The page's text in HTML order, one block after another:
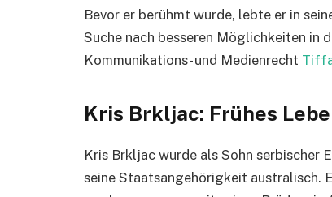
Bevor er berühmt wurde, lebte er in
Suche nach besseren Möglichkeiten in
Kommunikations- und Medienrecht
Kris Brkljac: Frühes
Kris Brkljac wurde als Sohn serbischer
seine Staatsangehörigkeit australisch.